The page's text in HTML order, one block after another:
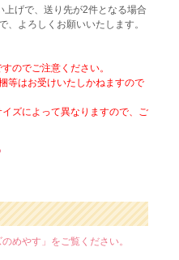
げで、送り先が2件となる場合
よろしくお願いいたします。
のでご注意ください。
等はお受けいたしかねますので
ズによって異なりますので、ご
めやす」をご覧ください。